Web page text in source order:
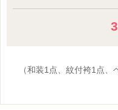
（和装1点、紋付袴1点、